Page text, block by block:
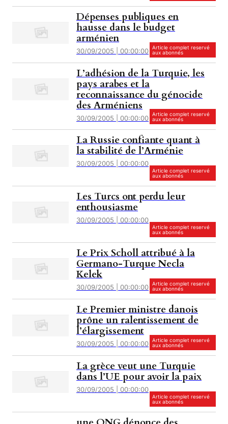
Dépenses publiques en
hausse dans le budget
arménien
30/09/2005 | 00:00:00 Article complet reservé
aux abonnés
L’adhésion de la Turquie, les
pays arabes et la
reconnaissance du génocide
des Arméniens
30/09/2005 | 00:00:00 Article complet reservé
aux abonnés
La Russie confiante quant à
la stabilité de l’Arménie
30/09/2005 | 00:00:00
Article complet reservé
aux abonnés
Les Turcs ont perdu leur
enthousiasme
30/09/2005 | 00:00:00
Article complet reservé
aux abonnés
Le Prix Scholl attribué à la
Germano-Turque Necla
Kelek
30/09/2005 | 00:00:00 Article complet reservé
aux abonnés
Le Premier ministre danois
prône un ralentissement de
l’élargissement
30/09/2005 | 00:00:00 Article complet reservé
aux abonnés
La grèce veut une Turquie
dans l’UE pour avoir la paix
30/09/2005 | 00:00:00
Article complet reservé
aux abonnés